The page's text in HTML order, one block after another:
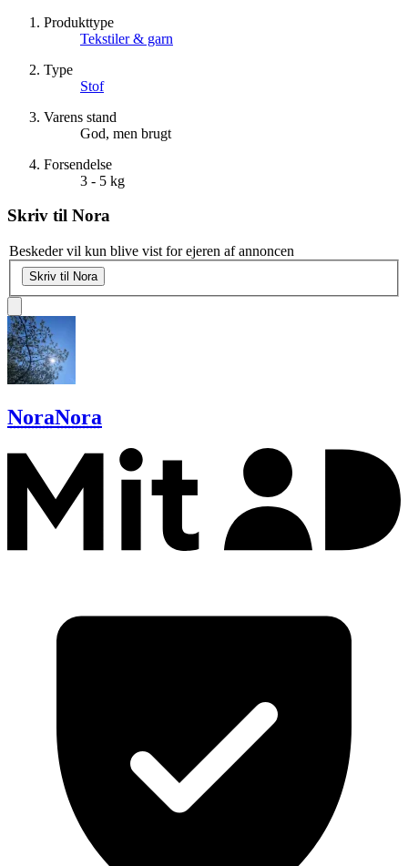
Produkttype
Tekstiler & garn
Type
Stof
Varens stand
God, men brugt
Forsendelse
3 - 5 kg
Skriv til Nora
Beskeder vil kun blive vist for ejeren af annoncen
Skriv til Nora
NoraNora